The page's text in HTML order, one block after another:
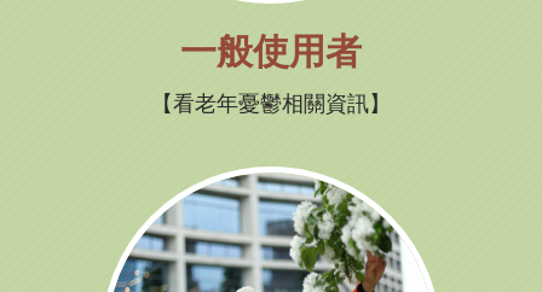
一般使用者
看老年憂鬱相關資訊